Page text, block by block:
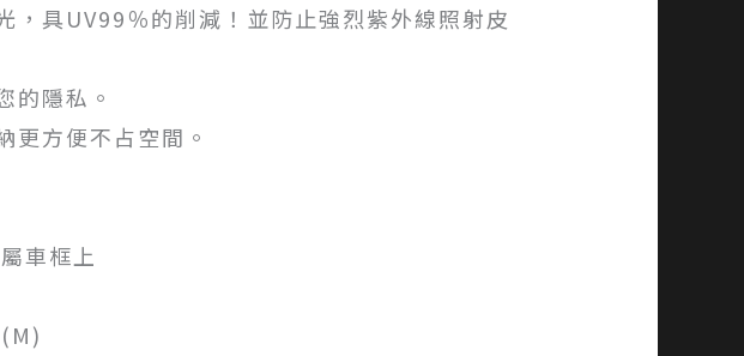
具UV99％的削減！並防止強烈紫外線照射皮
的隱私。
方便不占空間。
車框上